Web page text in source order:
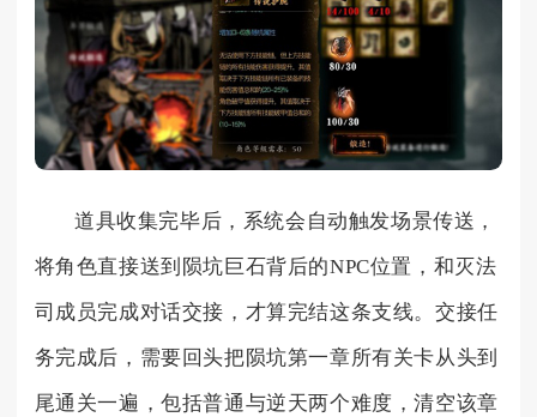
道具收集完毕后，系统会自动触发场景传送，
将角色直接送到陨坑巨石背后的NPC位置，和灭法
司成员完成对话交接，才算完结这条支线。交接任
务完成后，需要回头把陨坑第一章所有关卡从头到
尾通关一遍，包括普通与逆天两个难度，清空该章